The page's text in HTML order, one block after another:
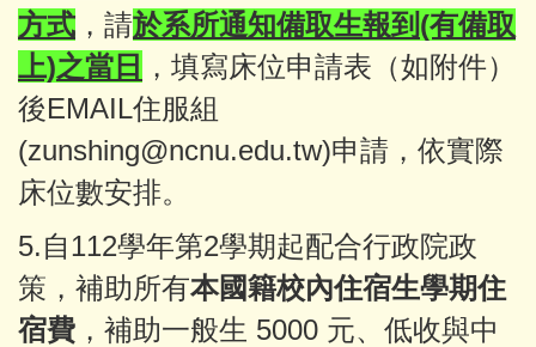
方式 ，請於系所通知備取生報到(有備取
上)之當日 ，填寫床位申請表（如附件）
後EMAIL住服組
(zunshing@ncnu.edu.tw)申請，依實際
床位數安排。
5.自112學年第2學期起配合行政院政
策，補助所有本國籍校內住宿生學期住
宿費 ，補助一般生 5000 元、低收與中